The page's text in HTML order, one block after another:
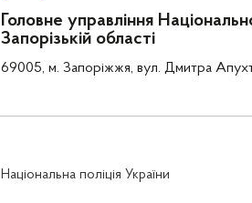
Головне управління
Запорізькій області
69005, м. Запоріжжя, вул. Дмитра
Національна поліція України